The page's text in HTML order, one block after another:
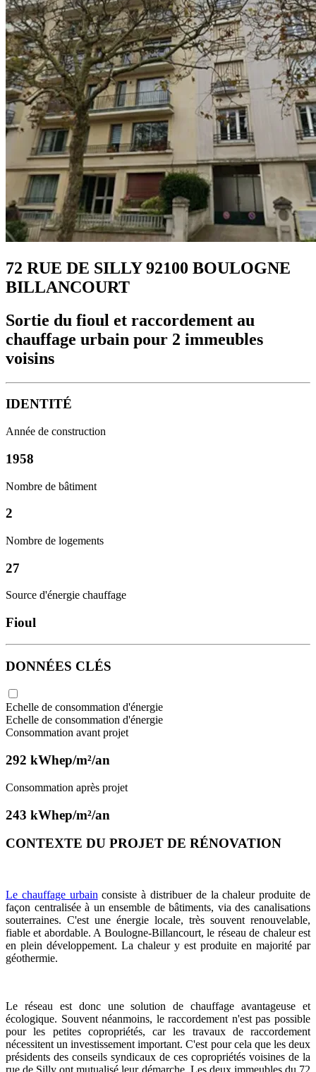
72 RUE DE SILLY 92100 BOULOGNE
BILLANCOURT
Sortie du fioul et raccordement au
chauffage urbain pour 2 immeubles
voisins
IDENTITÉ
Année de construction
1958
Nombre de bâtiment
2
Nombre de logements
27
Source d'énergie chauffage
Fioul
DONNÉES CLÉS
Echelle de consommation d'énergie
Echelle de consommation d'énergie
Consommation avant projet
292 kWhep/m²/an
Consommation après projet
243 kWhep/m²/an
CONTEXTE DU PROJET DE RÉNOVATION
Le chauffage urbain consiste à distribuer de la chaleur produite de
façon centralisée à un ensemble de bâtiments, via des canalisations
souterraines. C'est une énergie locale, très souvent renouvelable,
fiable et abordable. A Boulogne-Billancourt, le réseau de chaleur est
en plein développement. La chaleur y est produite en majorité par
géothermie.
Le réseau est donc une solution de chauffage avantageuse et
écologique. Souvent néanmoins, le raccordement n'est pas possible
pour les petites copropriétés, car les travaux de raccordement
nécessitent un investissement important. C'est pour cela que les deux
présidents des conseils syndicaux de ces copropriétés voisines de la
rue de Silly ont mutualisé leur démarche. Les deux immeubles du 72